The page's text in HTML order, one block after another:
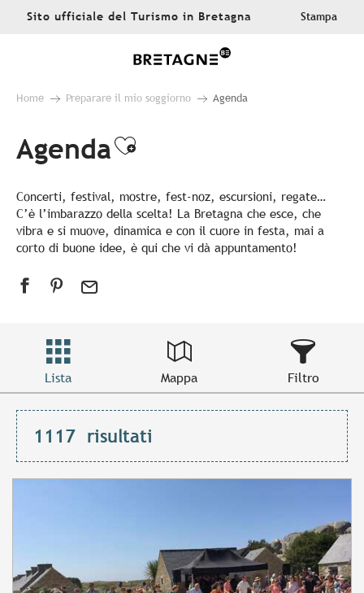
AllerSito ufficiale del Turismo in Bretagna Stampa
Home Preparare il mio soggiorno Agenda
AgendaAjouter aux favoris
Concerti, festival, mostre, fest-noz, escursioni, regate…
C’è l’imbarazzo della scelta! La Bretagna che esce, che
vibra e si muove, dinamica e con il cuore in festa, mai a
corto di buone idee, è qui che vi dà appuntamento!
Lista Mappa Filtro
1117 risultati